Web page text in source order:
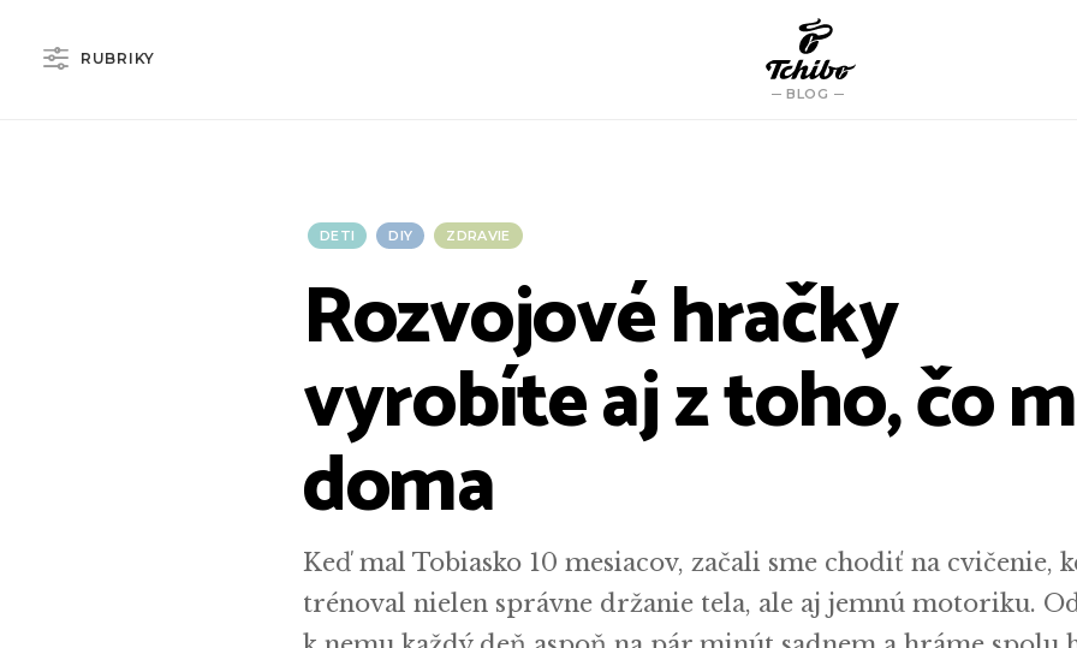
RUBRIKY
BLOG
DETI DIY ZDRAVIE
Rozvojové hračky
vyrobíte aj z toho, čo
doma
Keď mal Tobiasko 10 mesiacov, začali sme chodiť na cvičenie,
trénoval nielen správne držanie tela, ale aj jemnú motoriku.